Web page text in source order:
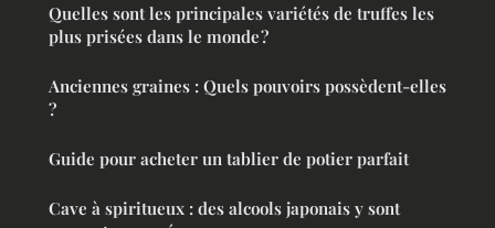
Quelles sont les principales variétés de truffes les
plus prisées dans le monde ?
Anciennes graines : Quels pouvoirs possèdent-elles
?
Guide pour acheter un tablier de potier parfait
Cave à spiritueux : des alcools japonais y sont